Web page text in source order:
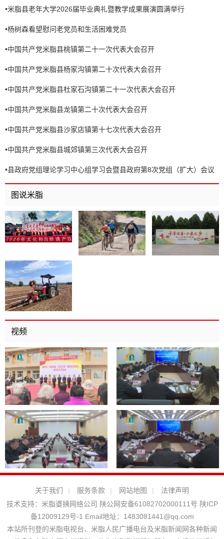
•米脂县老年大学2026届毕业典礼暨教学成果展演圆满举行
•杨树森看望慰问老党员和生活困难党员
•中国共产党米脂县桃镇第二十一次代表大会召开
•中国共产党米脂县杨家沟镇第二十次代表大会召开
•中国共产党米脂县杜家石沟镇第二十一次代表大会召开
•中国共产党米脂县龙镇第二十次代表大会召开
•中国共产党米脂县沙家店镇第十七次代表大会召开
•中国共产党米脂县城郊镇第三次代表大会召开
•县政府党组理论学习中心组学习会暨县政府第8次党组（扩大）会议
召开
图说米脂
视频
关于我们 | 服务条款 | 网站地图 |
法律声明
技术支持： 米脂婆姨网络公司 陕公网安备61082702000111号 陕ICP
备12009129号-1 Email地址： 1483081441@qq.com
本站所刊登的米脂电视台、米脂人民广播电台及米脂新闻网各种新闻